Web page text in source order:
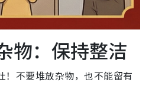
物：保持整洁
！不要堆放杂物，也不能留有